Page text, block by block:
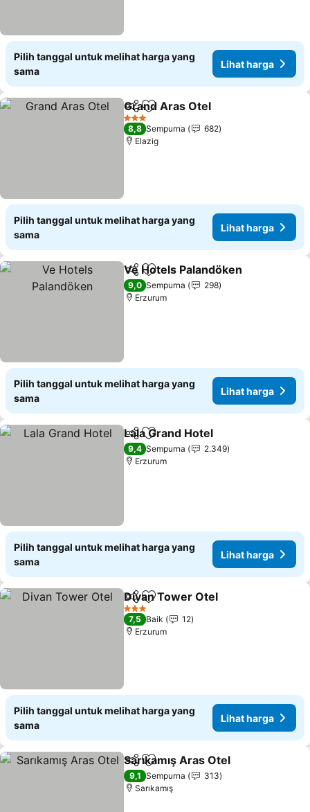
Pilih tanggal untuk melihat harga yang
sama
Lihat harga
BagikanTambahkan ke favorit
Grand Aras Otel
3 Bintang
8,8 Sempurna
682
Elazig
Pilih tanggal untuk melihat harga yang
sama
Lihat harga
BagikanTambahkan ke favorit
Ve Hotels Palandöken
9,0 Sempurna
298
Erzurum
Pilih tanggal untuk melihat harga yang
sama
Lihat harga
BagikanTambahkan ke favorit
Lala Grand Hotel
9,4 Sempurna
2.349
Erzurum
Pilih tanggal untuk melihat harga yang
sama
Lihat harga
BagikanTambahkan ke favorit
Divan Tower Otel
3 Bintang
7,5 Baik
12
Erzurum
Pilih tanggal untuk melihat harga yang
sama
Lihat harga
BagikanTambahkan ke favorit
Sarıkamış Aras Otel
9,1 Sempurna
313
Sarıkamış